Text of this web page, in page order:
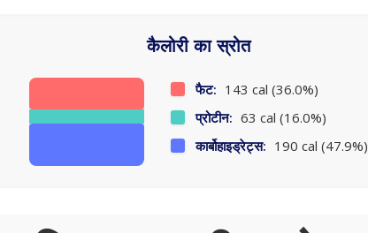
कैलोरी का स्रोत
फैट: 143 cal (36.0%)
प्रोटीन: 63 cal (16.0%)
कार्बोहाइड्रेट्स: 190 cal (47.9%)